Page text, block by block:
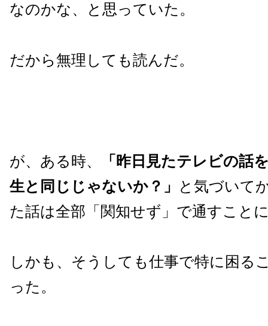
なのかな、と思っていた。
だから無理しても読んだ。
が、ある時、
「昨日見たテレビの話
生と同じじゃないか？」 と気づいて
た話は全部「関知せず」で通すこと
しかも、そうしても仕事で特に困る
った。